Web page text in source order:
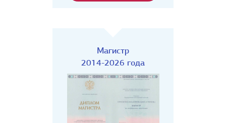
Магистр
2014-2026 года